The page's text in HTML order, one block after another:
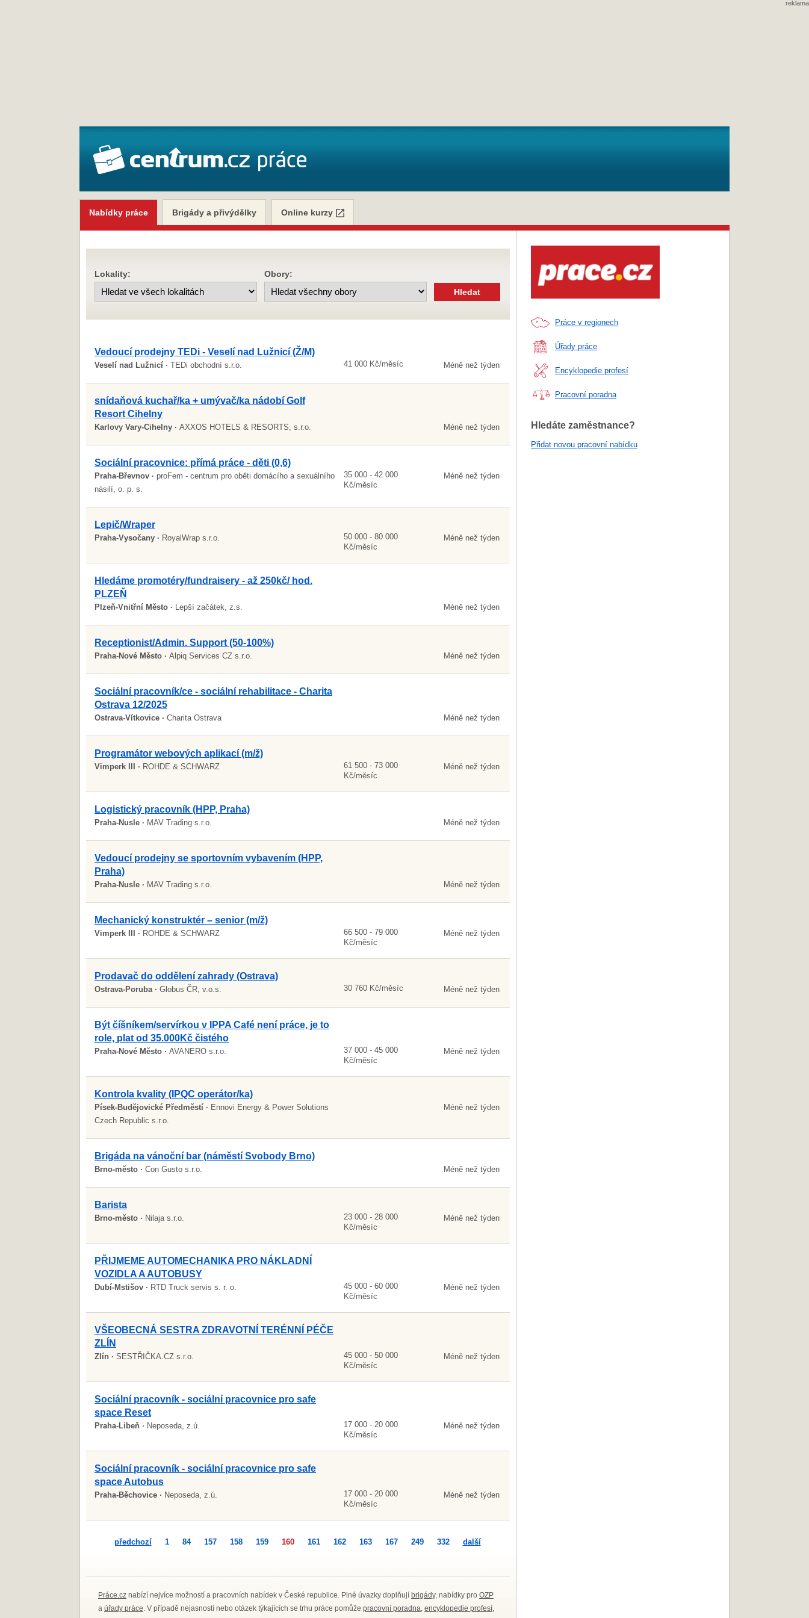
reklama
Nabídky práce Brigády a přivýdělky Online kurzy
Lokality: Obory:
Vedoucí prodejny TEDi - Veselí nad Lužnicí (Ž/M)
Veselí nad Lužnicí · TEDi obchodní s.r.o. 41 000 Kč/měsíc Méně než týden
snídaňová kuchař/ka + umývač/ka nádobí Golf
Resort Cihelny
Karlovy Vary-Cihelny · AXXOS HOTELS & RESORTS, s.r.o. Méně než týden
Sociální pracovnice: přímá práce - děti (0,6)
Praha-Břevnov · proFem - centrum pro oběti domácího a sexuálního
násilí, o. p. s.
35 000 - 42 000
Kč/měsíc
Méně než týden
Lepič/Wraper
Praha-Vysočany · RoyalWrap s.r.o.
50 000 - 80 000
Kč/měsíc
Méně než týden
Hledáme promotéry/fundraisery - až 250kč/ hod.
PLZEŇ
Plzeň-Vnitřní Město · Lepší začátek, z.s. Méně než týden
Receptionist/Admin. Support (50-100%)
Praha-Nové Město · Alpiq Services CZ s.r.o. Méně než týden
Sociální pracovník/ce - sociální rehabilitace - Charita
Ostrava 12/2025
Ostrava-Vítkovice · Charita Ostrava Méně než týden
Programátor webových aplikací (m/ž)
Vimperk III · ROHDE & SCHWARZ
61 500 - 73 000
Kč/měsíc
Méně než týden
Logistický pracovník (HPP, Praha)
Praha-Nusle · MAV Trading s.r.o. Méně než týden
Vedoucí prodejny se sportovním vybavením (HPP,
Praha)
Praha-Nusle · MAV Trading s.r.o. Méně než týden
Mechanický konstruktér – senior (m/ž)
Vimperk III · ROHDE & SCHWARZ
66 500 - 79 000
Kč/měsíc
Méně než týden
Prodavač do oddělení zahrady (Ostrava)
Ostrava-Poruba · Globus ČR, v.o.s. 30 760 Kč/měsíc Méně než týden
Být číšníkem/servírkou v IPPA Café není práce, je to
role, plat od 35.000Kč čistého
Praha-Nové Město · AVANERO s.r.o.
37 000 - 45 000
Kč/měsíc
Méně než týden
Kontrola kvality (IPQC operátor/ka)
Písek-Budějovické Předměstí · Ennovi Energy & Power Solutions
Czech Republic s.r.o.
Méně než týden
Brigáda na vánoční bar (náměstí Svobody Brno)
Brno-město · Con Gusto s.r.o. Méně než týden
Barista
Brno-město · Nilaja s.r.o.
23 000 - 28 000
Kč/měsíc
Méně než týden
PŘIJMEME AUTOMECHANIKA PRO NÁKLADNÍ
VOZIDLA A AUTOBUSY
Dubí-Mstišov · RTD Truck servis s. r. o.
45 000 - 60 000
Kč/měsíc
Méně než týden
VŠEOBECNÁ SESTRA ZDRAVOTNÍ TERÉNNÍ PÉČE
ZLÍN
Zlín · SESTŘIČKA.CZ s.r.o.
45 000 - 50 000
Kč/měsíc
Méně než týden
Sociální pracovník - sociální pracovnice pro safe
space Reset
Praha-Libeň · Neposeda, z.ú.
17 000 - 20 000
Kč/měsíc
Méně než týden
Sociální pracovník - sociální pracovnice pro safe
space Autobus
Praha-Běchovice · Neposeda, z.ú.
17 000 - 20 000
Kč/měsíc
Méně než týden
předchozí 1 84 157 158 159 160 161 162 163 167 249 332 další
Práce.cz nabízí nejvíce možností a pracovních nabídek v České republice. Plné úvazky doplňují brigády, nabídky pro OZP
a úřady práce. V případě nejasností nebo otázek týkajících se trhu práce pomůže pracovní poradna, encyklopedie profesí,
Práce v regionech
Úřady práce
Encyklopedie profesí
Pracovní poradna
Hledáte zaměstnance?
Přidat novou pracovní nabídku